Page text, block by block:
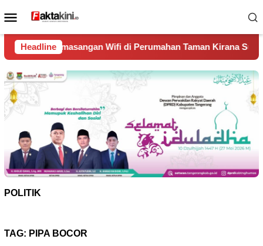
ke
Menu
Mobile
Headline
Wifi di Perumahan Taman Kirana Surya Solear
POLITIK
TAG: PIPA BOCOR